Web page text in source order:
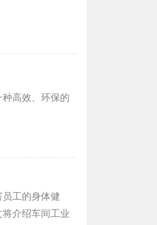
高效、环保的
工的身体健
介绍车间工业